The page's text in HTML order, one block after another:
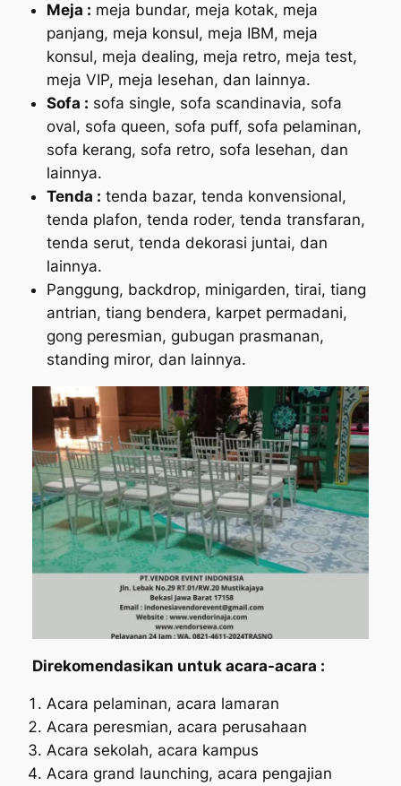
Meja : meja bundar, meja kotak, meja
panjang, meja konsul, meja IBM, meja
konsul, meja dealing, meja retro, meja test,
meja VIP, meja lesehan, dan lainnya.
Sofa : sofa single, sofa scandinavia, sofa
oval, sofa queen, sofa puff, sofa pelaminan,
sofa kerang, sofa retro, sofa lesehan, dan
lainnya.
Tenda : tenda bazar, tenda konvensional,
tenda plafon, tenda roder, tenda transfaran,
tenda serut, tenda dekorasi juntai, dan
lainnya.
Panggung, backdrop, minigarden, tirai, tiang
antrian, tiang bendera, karpet permadani,
gong peresmian, gubugan prasmanan,
standing miror, dan lainnya.
Direkomendasikan untuk acara-acara :
Acara pelaminan, acara lamaran
Acara peresmian, acara perusahaan
Acara sekolah, acara kampus
Acara grand launching, acara pengajian